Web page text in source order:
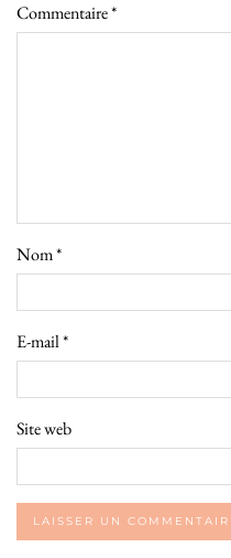
Commentaire*
Nom*
E-mail*
Site web